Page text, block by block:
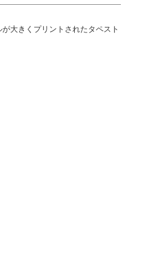
大きくプリントされたタペスト